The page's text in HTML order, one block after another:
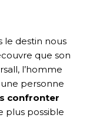
le destin nous
que son
l’homme
personne
confronter
plus possible